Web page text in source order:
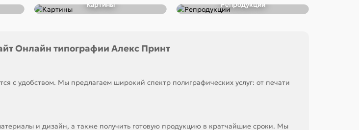
Картины Репродукции
Онлайн типографии Алекс Принт
с удобством. Мы предлагаем широкий спектр полиграфических услуг: от печати
и дизайн, а также получить готовую продукцию в кратчайшие сроки. Мы